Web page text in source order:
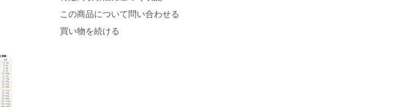
この商品について問い合わせる
買い物を続ける